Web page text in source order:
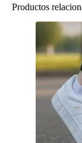
Productos